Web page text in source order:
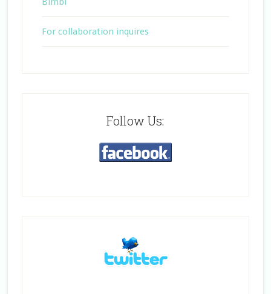
For collaboration inquires
Follow Us: